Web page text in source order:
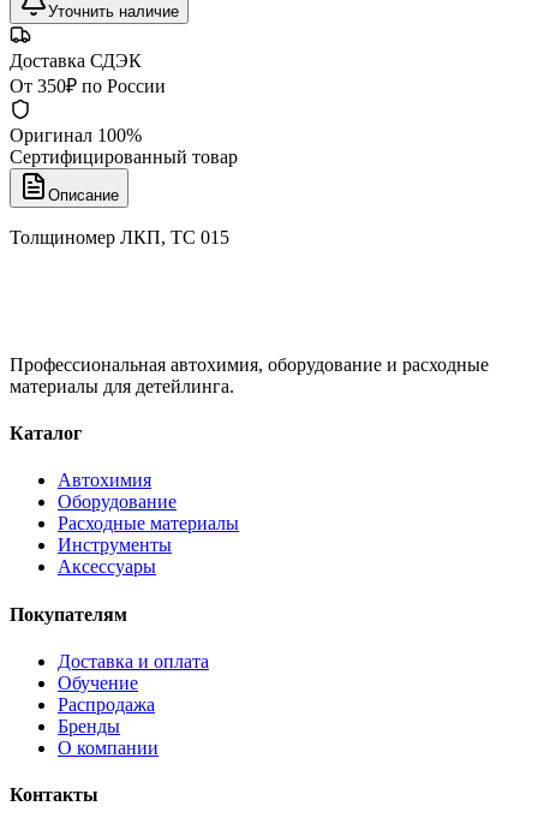
Уточнить наличие
Доставка СДЭК
От 350₽ по России
Оригинал 100%
Сертифицированный товар
Описание
Толщиномер ЛКП, TC 015
Профессиональная автохимия, оборудование и расходные
материалы для детейлинга.
Каталог
Автохимия
Оборудование
Расходные материалы
Инструменты
Аксессуары
Покупателям
Доставка и оплата
Обучение
Распродажа
Бренды
О компании
Контакты